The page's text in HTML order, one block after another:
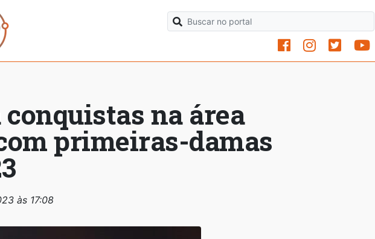
na área
primeiras-damas
às 17:08